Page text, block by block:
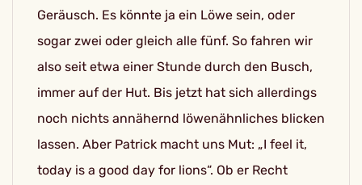
Geräusch. Es könnte ja ein Löwe sein, oder
sogar zwei oder gleich alle fünf. So fahren wir
also seit etwa einer Stunde durch den Busch,
immer auf der Hut. Bis jetzt hat sich allerdings
noch nichts annähernd löwenähnliches blicken
lassen. Aber Patrick macht uns Mut: „I feel it,
today is a good day for lions“. Ob er Recht